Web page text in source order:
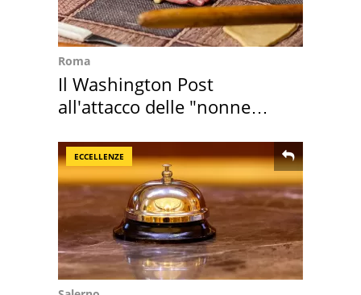
Roma
Il Washington Post
all'attacco delle "nonne
ECCELLENZE